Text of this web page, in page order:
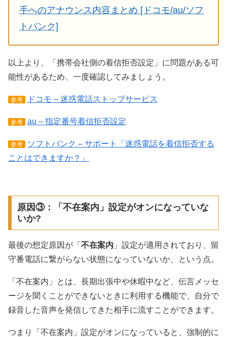
手へのアナウンス内容まとめ [ドコモ/au/ソフ
トバンク]
以上より、「携帯会社側の着信拒否設定」に問題がある可
能性があるため、一度確認してみましょう。
参考 ドコモ – 迷惑電話ストップサービス
参考 au – 指定番号着信拒否設定
参考
ソフトバンク – サポート「迷惑電話を着信拒否する
ことはできますか？」
原因③：「不在案内」設定がオンになっていな
いか?
最後の想定原因が「 不在案内 」設定が適用されており、留
守番電話に繋がらない状態になっていないか、という点。
「不在案内」とは、長期出張中や休暇中など、伝言メッセ
ージを聞くことができないときに利用する機能で、自分で
録音した音声を発信してきた相手に流すことができます。
つまり「不在案内」設定がオンになっていると、強制的に